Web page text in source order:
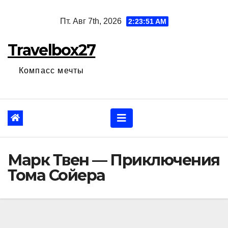
Пт. Авг 7th, 2026 2:23:52 AM
Travelbox27
Компасс мечты
Марк Твен — Приключения
Тома Сойера